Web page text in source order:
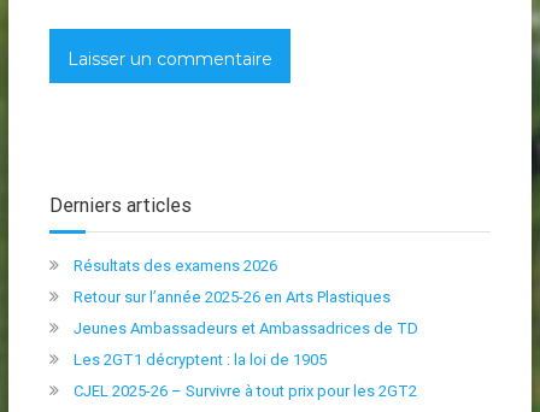
Derniers articles
Résultats des examens 2026
Retour sur l’année 2025-26 en Arts Plastiques
Jeunes Ambassadeurs et Ambassadrices de TD
Les 2GT1 décryptent : la loi de 1905
CJEL 2025-26 – Survivre à tout prix pour les 2GT2